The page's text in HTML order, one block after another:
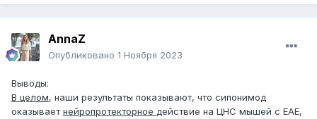
AnnaZ
Опубликовано 1 Ноября 2023
Выводы:
В целом, наши результаты показывают, что сипонимод
оказываетнейропротекторное действие на ЦНС мышей с EAE,